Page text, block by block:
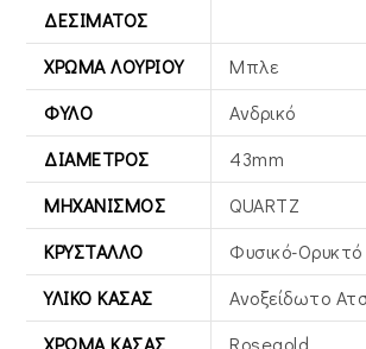
ΔΕΣΊΜΑΤΟΣ
ΧΡΏΜΑ ΛΟΥΡΙΟΎ
Μπλε
ΦΎΛΟ
Ανδρικό
ΔΙΆΜΕΤΡΟΣ
43mm
ΜΗΧΑΝΙΣΜΌΣ
QUARTZ
ΚΡΎΣΤΑΛΛΟ
Φυσικό-Ορυκτό
ΥΛΙΚΌ ΚΆΣΑΣ
Ανοξείδωτο
ΧΡΏΜΑ ΚΆΣΑΣ
Rosegold